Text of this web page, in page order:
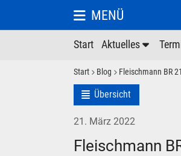
Start Aktuelles
MENÜ
Start Blog Fleischmann BR
Übersicht
21. März 2022
Fleischmann